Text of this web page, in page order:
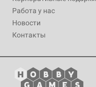
Работа у нас
Новости
Контакты